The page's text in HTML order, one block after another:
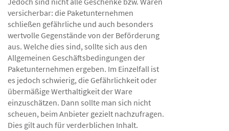
versicherbar: die Paketunternehmen
schließen gefährliche und auch besonders
wertvolle Gegenstände von der Beförderung
aus. Welche dies sind, sollte sich aus den
Allgemeinen Geschäftsbedingungen der
Paketunternehmen ergeben. Im Einzelfall ist
es jedoch schwierig, die Gefährlichkeit oder
übermäßige Werthaltigkeit der Ware
einzuschätzen. Dann sollte man sich nicht
scheuen, beim Anbieter gezielt nachzufragen.
Dies gilt auch für verderblichen Inhalt.